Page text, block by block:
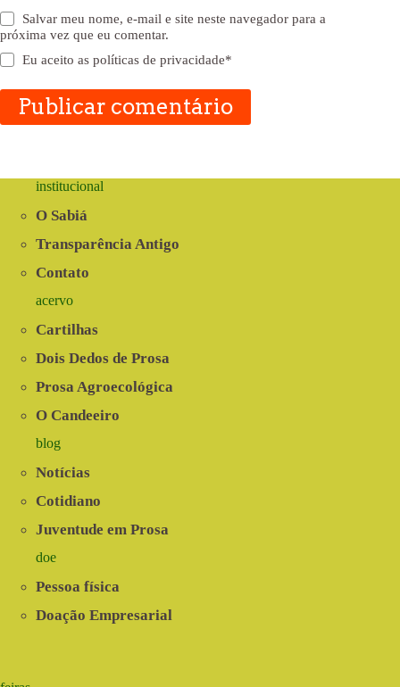
Salvar meu nome, e-mail e site neste navegador para a
próxima vez que eu comentar.
Eu aceito aspolíticas de privacidade*
Publicar comentário
institucional
O Sabiá
Transparência Antigo
Contato
acervo
Cartilhas
Dois Dedos de Prosa
Prosa Agroecológica
O Candeeiro
blog
Notícias
Cotidiano
Juventude em Prosa
doe
Pessoa física
Doação Empresarial